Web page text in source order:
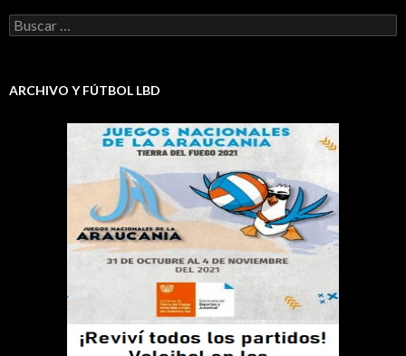
Buscar:
ARCHIVO Y FÚTBOL LBD